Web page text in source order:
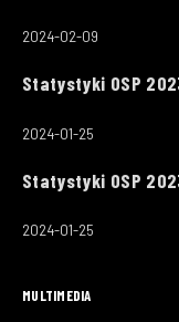
2024-02-09
Statystyki OSP
2024-01-25
Statystyki OSP
2024-01-25
MULTIMEDIA